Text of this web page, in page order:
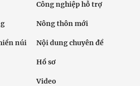
Công nghiệp hỗ trợ
Nông thôn mới
núi Nội dung chuyên đề
Hồ sơ
Video